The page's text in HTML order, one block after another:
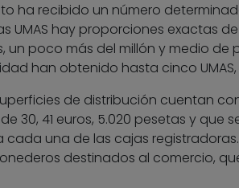
ha recibido un número
UMAS hay proporciones exactas
un poco más del millón y medio
han obtenido hasta cinco
de distribución cuentan
30, 41 euros, 5.020 pesetas y que
una de las cajas
destinados al comercio,